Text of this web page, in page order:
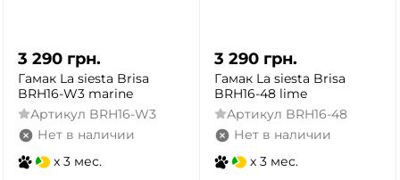
3 290 грн.
Гамак La siesta Brisa
BRH16-W3 marine
Артикул BRH16-W3
Нет в наличии
x 3 мес.
3 290 грн.
Гамак La siesta Brisa
BRH16-48 lime
Артикул BRH16-48
Нет в наличии
x 3 мес.